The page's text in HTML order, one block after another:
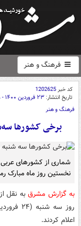
فرهنگ و هنر
کد خبر1202625
تاریخ انتشار: ۲۳ فروردین ۱۴۰۰ - ۰۸:۴۸
فرهنگ و هنر
برخی کشورها
نخستین روز ماه مبارک
به گزارش مشرق به نقل
روز سه
اعلام کردند.